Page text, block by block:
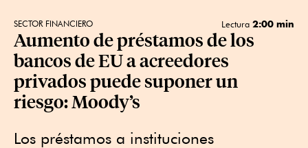
SECTOR FINANCIERO Lectura 2:00 min
Aumento de préstamos de los
bancos de EU a acreedores
privados puede suponer un
riesgo: Moody’s
Los préstamos a instituciones